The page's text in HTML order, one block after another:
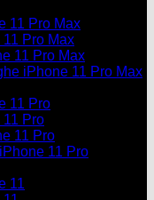
11 Pro Max
Pro Max
11 Pro Max
iPhone 11 Pro Max
11 Pro
11 Pro
11 Pro
11 Pro
11